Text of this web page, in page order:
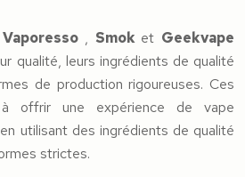
Vaporesso , Smok et Geekvape
qualité, leurs ingrédients de qualité
de production rigoureuses. Ces
à offrir une expérience de vape
utilisant des ingrédients de qualité
strictes.